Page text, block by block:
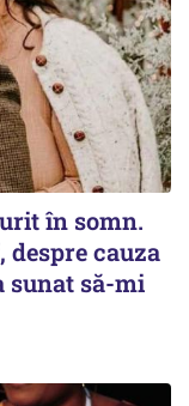
în somn.
despre cauza
sunat să-mi